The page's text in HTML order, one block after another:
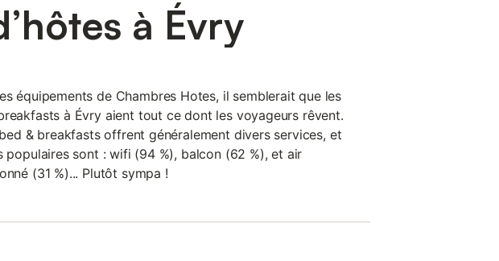
à Évry
équipements de Chambres Hotes, il semblerait que les
à Évry aient tout ce dont les voyageurs rêvent.
& breakfasts offrent généralement divers services, et
populaires sont : wifi (94 %), balcon (62 %), et air
(31 %)... Plutôt sympa !